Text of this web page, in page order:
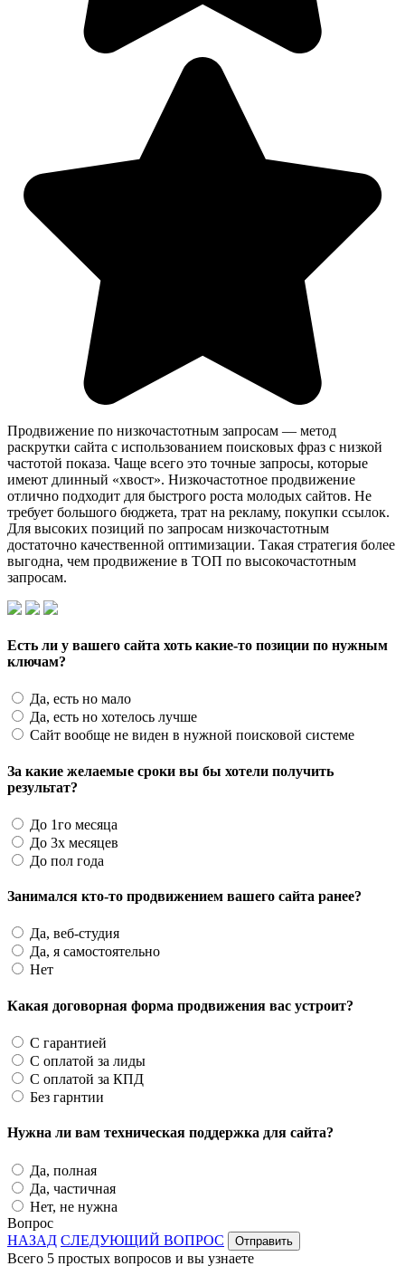
Продвижение по низкочастотным запросам — метод
раскрутки сайта с использованием поисковых фраз с низкой
частотой показа. Чаще всего это точные запросы, которые
имеют длинный «хвост». Низкочастотное продвижение
отлично подходит для быстрого роста молодых сайтов. Не
требует большого бюджета, трат на рекламу, покупки ссылок.
Для высоких позиций по запросам низкочастотным
достаточно качественной оптимизации. Такая стратегия более
выгодна, чем продвижение в ТОП по высокочастотным
запросам.
Есть ли у вашего сайта хоть какие-то позиции по нужным
ключам?
Да, есть но мало
Да, есть но хотелось лучше
Сайт вообще не виден в нужной поисковой системе
За какие желаемые сроки вы бы хотели получить
результат?
До 1го месяца
До 3х месяцев
До пол года
Занимался кто-то продвижением вашего сайта ранее?
Да, веб-студия
Да, я самостоятельно
Нет
Какая договорная форма продвижения вас устроит?
С гарантией
С оплатой за лиды
С оплатой за КПД
Без гарнтии
Нужна ли вам техническая поддержка для сайта?
Да, полная
Да, частичная
Нет, не нужна
Вопрос
НАЗАД СЛЕДУЮЩИЙ ВОПРОС Отправить
Всего 5 простых вопросов и вы узнаете